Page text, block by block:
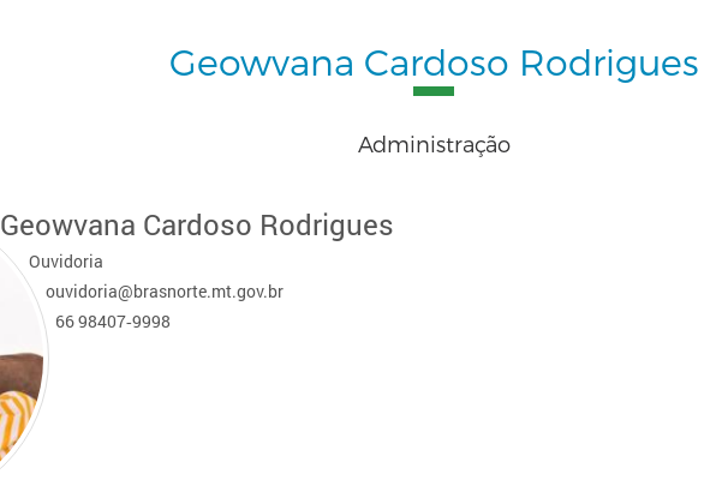
Geowvana Cardoso Rodrigues
Administração
Geowvana Cardoso Rodrigues
Ouvidoria
ouvidoria@brasnorte.mt.gov.br
66 98407‑9998‬